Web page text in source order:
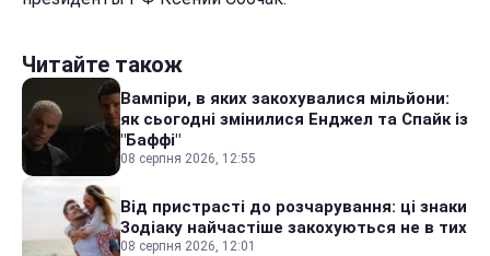
Читайте також
Вампіри, в яких закохувалися мільйони:
як сьогодні змінилися Енджел та Спайк із
"Баффі"
08 серпня 2026, 12:55
Від пристрасті до розчарування: ці знаки
Зодіаку найчастіше закохуються не в тих
08 серпня 2026, 12:01